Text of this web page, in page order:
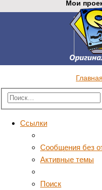
Мои
Главная
Ссылки
Сообщения без
Активные темы
Поиск